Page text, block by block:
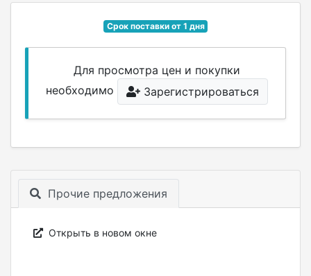
Срок поставки от 1 дня
Для просмотра цен и покупки
необходимо
Зарегистрироваться
Прочие предложения
Открыть в новом окне